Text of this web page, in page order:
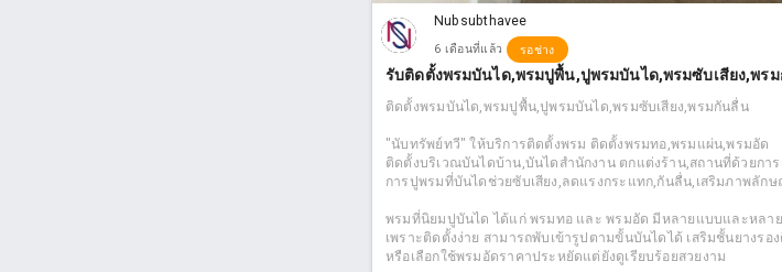
Nubsubthavee
6 เดือนที่แล้ว รอช่าง
รับติดตั้งพรมบันได,พรมปูพื้น,ปูพรมบันได,พรมซับเสียง,พร
ติดตั้งพรมบันได,พรมปูพื้น,ปูพรมบันได,พรมซับเสียง,พรมกันลื่น
"นับทรัพย์ทวี" ให้บริการติดตั้งพรม ติดตั้งพรมทอ,พรมแผ่น,พรมอัด
ติดตั้งบริเวณบันไดบ้าน,บันไดสำนักงาน ตกแต่งร้าน,สถานที่ด้วยกา
การปูพรมที่บันไดช่วยซับเสียง,ลดแรงกระแทก,กันลื่น,เสริมภาพลัก
พรมที่นิยมปูบันได ได้แก่ พรมทอ และ พรมอัด มีหลายแบบและหลาย
เพราะติดตั้งง่าย สามารถพับเข้ารูปตามขั้นบันไดได้ เสริมชั้นยางร
หรือเลือกใช้พรมอัดราคาประหยัดแต่ยังดูเรียบร้อยสวยงาม